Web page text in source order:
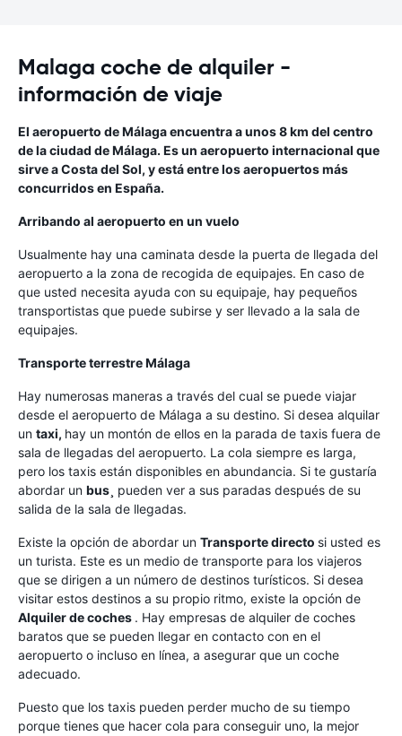
Malaga coche de alquiler -
información de viaje
El aeropuerto de Málaga encuentra a unos 8 km del centro
de la ciudad de Málaga. Es un aeropuerto internacional que
sirve a Costa del Sol, y está entre los aeropuertos más
concurridos en España.
Arribando al aeropuerto en un vuelo
Usualmente hay una caminata desde la puerta de llegada del
aeropuerto a la zona de recogida de equipajes. En caso de
que usted necesita ayuda con su equipaje, hay pequeños
transportistas que puede subirse y ser llevado a la sala de
equipajes.
Transporte terrestre Málaga
Hay numerosas maneras a través del cual se puede viajar
desde el aeropuerto de Málaga a su destino. Si desea alquilar
un taxi, hay un montón de ellos en la parada de taxis fuera de
sala de llegadas del aeropuerto. La cola siempre es larga,
pero los taxis están disponibles en abundancia. Si te gustaría
abordar un bus¸ pueden ver a sus paradas después de su
salida de la sala de llegadas.
Existe la opción de abordar un Transporte directo si usted es
un turista. Este es un medio de transporte para los viajeros
que se dirigen a un número de destinos turísticos. Si desea
visitar estos destinos a su propio ritmo, existe la opción de
Alquiler de coches . Hay empresas de alquiler de coches
baratos que se pueden llegar en contacto con en el
aeropuerto o incluso en línea, a asegurar que un coche
adecuado.
Puesto que los taxis pueden perder mucho de su tiempo
porque tienes que hacer cola para conseguir uno, la mejor